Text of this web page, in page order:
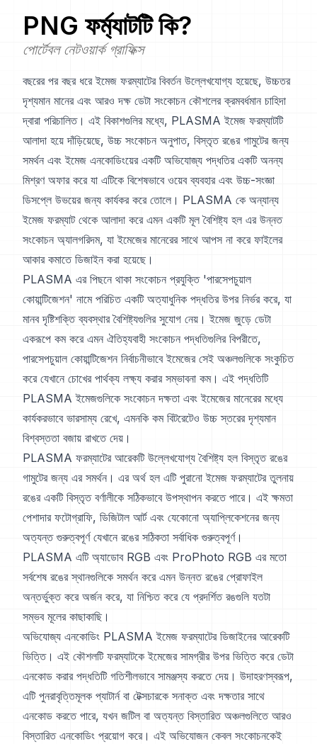
PNG ফর্ম্যাটটি কি?
পোর্টেবল নেটওয়ার্ক গ্রাফিক্স
বছরের পর বছর ধরে ইমেজ ফরম্যাটের বিবর্তন উল্লেখযোগ্য হয়েছে, উচ্চতর
দৃশ্যমান মানের এবং আরও দক্ষ ডেটা সংকোচন কৌশলের ক্রমবর্ধমান চাহিদা
দ্বারা পরিচালিত। এই বিকাশগুলির মধ্যে, PLASMA ইমেজ ফরম্যাটটি
আলাদা হয়ে দাঁড়িয়েছে, উচ্চ সংকোচন অনুপাত, বিস্তৃত রঙের গামুটের জন্য
সমর্থন এবং ইমেজ এনকোডিংয়ের একটি অভিযোজ্য পদ্ধতির একটি অনন্য
মিশ্রণ অফার করে যা এটিকে বিশেষভাবে ওয়েব ব্যবহার এবং উচ্চ-সংজ্ঞা
ডিসপ্লে উভয়ের জন্য কার্যকর করে তোলে। PLASMA কে অন্যান্য
ইমেজ ফরম্যাট থেকে আলাদা করে এমন একটি মূল বৈশিষ্ট্য হল এর উন্নত
সংকোচন অ্যালগরিদম, যা ইমেজের মানেরের সাথে আপস না করে ফাইলের
আকার কমাতে ডিজাইন করা হয়েছে।
PLASMA এর পিছনে থাকা সংকোচন প্রযুক্তি 'পারসেপচুয়াল
কোয়ান্টিজেশন' নামে পরিচিত একটি অত্যাধুনিক পদ্ধতির উপর নির্ভর করে, যা
মানব দৃষ্টিশক্তি ব্যবস্থার বৈশিষ্ট্যগুলির সুযোগ নেয়। ইমেজ জুড়ে ডেটা
একরূপে কম করে এমন ঐতিহ্যবাহী সংকোচন পদ্ধতিগুলির বিপরীতে,
পারসেপচুয়াল কোয়ান্টিজেশন নির্বাচনীভাবে ইমেজের সেই অঞ্চলগুলিকে সংকুচিত
করে যেখানে চোখের পার্থক্য লক্ষ্য করার সম্ভাবনা কম। এই পদ্ধতিটি
PLASMA ইমেজগুলিকে সংকোচন দক্ষতা এবং ইমেজের মানেরের মধ্যে
কার্যকরভাবে ভারসাম্য রেখে, এমনকি কম বিটরেটেও উচ্চ স্তরের দৃশ্যমান
বিশ্বস্ততা বজায় রাখতে দেয়।
PLASMA ফরম্যাটের আরেকটি উল্লেখযোগ্য বৈশিষ্ট্য হল বিস্তৃত রঙের
গামুটের জন্য এর সমর্থন। এর অর্থ হল এটি পুরানো ইমেজ ফরম্যাটের তুলনায়
রঙের একটি বিস্তৃত বর্ণালীকে সঠিকভাবে উপস্থাপন করতে পারে। এই ক্ষমতা
পেশাদার ফটোগ্রাফি, ডিজিটাল আর্ট এবং যেকোনো অ্যাপ্লিকেশনের জন্য
অত্যন্ত গুরুত্বপূর্ণ যেখানে রঙের সঠিকতা সর্বাধিক গুরুত্বপূর্ণ।
PLASMA এটি অ্যাডোব RGB এবং ProPhoto RGB এর মতো
সর্বশেষ রঙের স্থানগুলিকে সমর্থন করে এমন উন্নত রঙের প্রোফাইল
অন্তর্ভুক্ত করে অর্জন করে, যা নিশ্চিত করে যে প্রদর্শিত রঙগুলি যতটা
সম্ভব মূলের কাছাকাছি।
অভিযোজ্য এনকোডিং PLASMA ইমেজ ফরম্যাটের ডিজাইনের আরেকটি
ভিত্তি। এই কৌশলটি ফরম্যাটকে ইমেজের সামগ্রীর উপর ভিত্তি করে ডেটা
এনকোড করার পদ্ধতিটি গতিশীলভাবে সামঞ্জস্য করতে দেয়। উদাহরণস্বরূপ,
এটি পুনরাবৃত্তিমূলক প্যাটার্ন বা টেক্সচারকে সনাক্ত এবং দক্ষতার সাথে
এনকোড করতে পারে, যখন জটিল বা অত্যন্ত বিস্তারিত অঞ্চলগুলিতে আরও
বিস্তারিত এনকোডিং প্রয়োগ করে। এই অভিযোজন কেবল সংকোচনকেই